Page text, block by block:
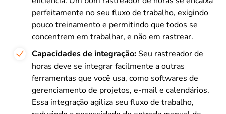
perfeitamente no seu fluxo de trabalho, exigindo
pouco treinamento e permitindo que todos se
concentrem em trabalhar, e não em rastrear.
Capacidades de integração: Seu rastreador de
horas deve se integrar facilmente a outras
ferramentas que você usa, como softwares de
gerenciamento de projetos, e-mail e calendários.
Essa integração agiliza seu fluxo de trabalho,